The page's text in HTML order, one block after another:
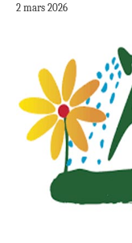
2 mars 2026